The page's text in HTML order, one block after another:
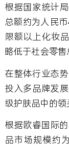
根据国家统计
总额约为人民币
限额以上化妆
略低于社会零售
在整体行业态
投入多品牌发
级护肤品中的领
根据欧睿国际
品市场规模约